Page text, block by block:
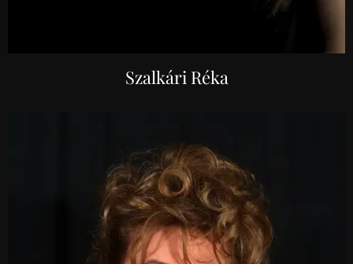
Szalkári Réka